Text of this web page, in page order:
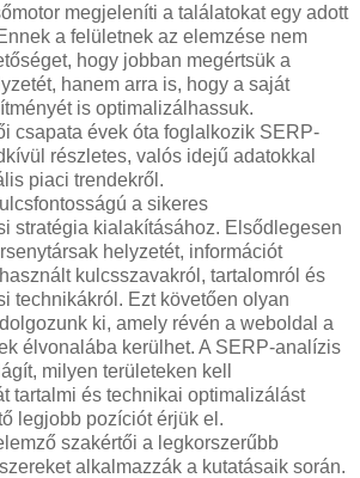
megjeleníti a találatokat egy adott
a felületnek az elemzése nem
hogy jobban megértsük a
hanem arra is, hogy a saját
is optimalizálhassuk.
csapata évek óta foglalkozik SERP-
részletes, valós idejű adatokkal
piaci trendekről.
a sikeres
stratégia kialakításához. Elsődlegesen
helyzetét, információt
kulcsszavakról, tartalomról és
technikákról. Ezt követően olyan
ki, amely révén a weboldal a
élvonalába kerülhet. A SERP-analízis
milyen területeken kell
tartalmi és technikai optimalizálást
legjobb pozíciót érjük el.
szakértői a legkorszerűbb
alkalmazzák a kutatásaik során.